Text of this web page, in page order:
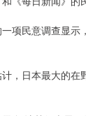
民意调查显示
日本最大的在